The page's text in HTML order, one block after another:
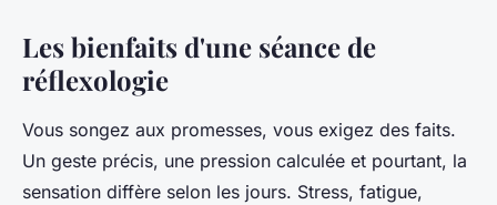
Les bienfaits d'une séance de
réflexologie
Vous songez aux promesses, vous exigez des faits.
Un geste précis, une pression calculée et pourtant, la
sensation diffère selon les jours. Stress, fatigue,